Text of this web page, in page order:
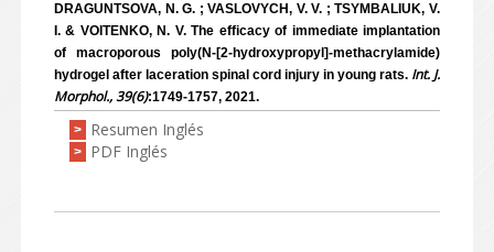
DRAGUNTSOVA, N. G. ; VASLOVYCH, V. V. ; TSYMBALIUK, V.
I. & VOITENKO, N. V. The efficacy of immediate implantation
of macroporous poly(N-[2-hydroxypropyl]-methacrylamide)
hydrogel after laceration spinal cord injury in young rats. Int. J.
Morphol., 39(6):1749-1757, 2021.
> Resumen Inglés
> PDF Inglés